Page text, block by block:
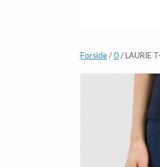
Forside/0/ LAURIE